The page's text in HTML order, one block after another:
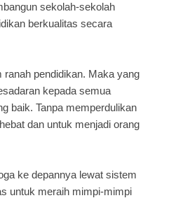
sekolah-sekolah
berkualitas secara
ranah pendidikan. Maka yang
kepada semua
baik. Tanpa memperdulikan
dan untuk menjadi orang
ke depannya lewat sistem
untuk meraih mimpi-mimpi